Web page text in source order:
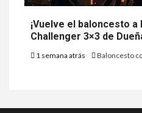
¡Vuelve el baloncesto a
Challenger 3×3 de
1 semana atrás Baloncesto